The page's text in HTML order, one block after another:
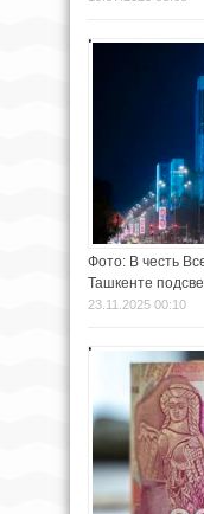
Фото: В честь
Ташкенте
23.11.2025 00:10